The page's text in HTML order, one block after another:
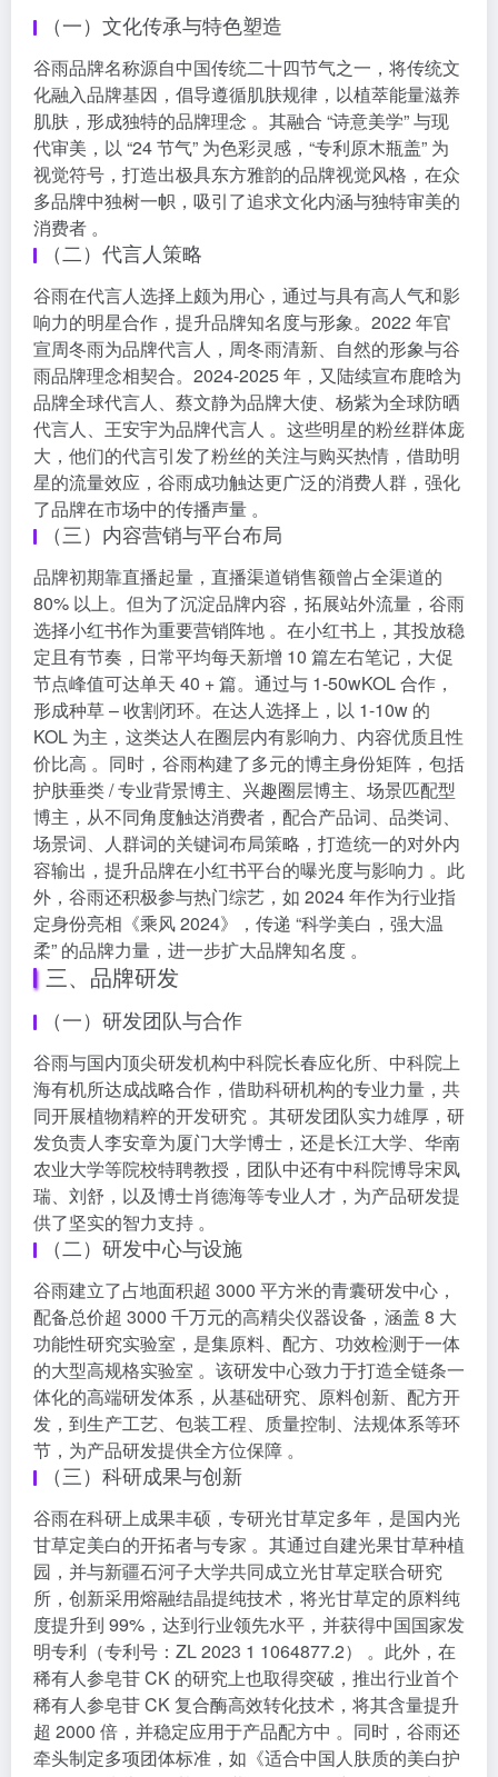
（一）文化传承与特色塑造
谷雨品牌名称源自中国传统二十四节气之一，将传统文
化融入品牌基因，倡导遵循肌肤规律，以植萃能量滋养
肌肤，形成独特的品牌理念 。其融合 “诗意美学” 与现
代审美，以 “24 节气” 为色彩灵感，“专利原木瓶盖” 为
视觉符号，打造出极具东方雅韵的品牌视觉风格，在众
多品牌中独树一帜，吸引了追求文化内涵与独特审美的
消费者 。
（二）代言人策略
谷雨在代言人选择上颇为用心，通过与具有高人气和影
响力的明星合作，提升品牌知名度与形象。2022 年官
宣周冬雨为品牌代言人，周冬雨清新、自然的形象与谷
雨品牌理念相契合。2024-2025 年，又陆续宣布鹿晗为
品牌全球代言人、蔡文静为品牌大使、杨紫为全球防晒
代言人、王安宇为品牌代言人 。这些明星的粉丝群体庞
大，他们的代言引发了粉丝的关注与购买热情，借助明
星的流量效应，谷雨成功触达更广泛的消费人群，强化
了品牌在市场中的传播声量 。
（三）内容营销与平台布局
品牌初期靠直播起量，直播渠道销售额曾占全渠道的
80% 以上。但为了沉淀品牌内容，拓展站外流量，谷雨
选择小红书作为重要营销阵地 。在小红书上，其投放稳
定且有节奏，日常平均每天新增 10 篇左右笔记，大促
节点峰值可达单天 40 + 篇。通过与 1-50wKOL 合作，
形成种草 – 收割闭环。在达人选择上，以 1-10w 的
KOL 为主，这类达人在圈层内有影响力、内容优质且性
价比高 。同时，谷雨构建了多元的博主身份矩阵，包括
护肤垂类 / 专业背景博主、兴趣圈层博主、场景匹配型
博主，从不同角度触达消费者，配合产品词、品类词、
场景词、人群词的关键词布局策略，打造统一的对外内
容输出，提升品牌在小红书平台的曝光度与影响力 。此
外，谷雨还积极参与热门综艺，如 2024 年作为行业指
定身份亮相《乘风 2024》，传递 “科学美白，强大温
柔” 的品牌力量，进一步扩大品牌知名度 。
三、品牌研发
（一）研发团队与合作
谷雨与国内顶尖研发机构中科院长春应化所、中科院上
海有机所达成战略合作，借助科研机构的专业力量，共
同开展植物精粹的开发研究 。其研发团队实力雄厚，研
发负责人李安章为厦门大学博士，还是长江大学、华南
农业大学等院校特聘教授，团队中还有中科院博导宋凤
瑞、刘舒，以及博士肖德海等专业人才，为产品研发提
供了坚实的智力支持 。
（二）研发中心与设施
谷雨建立了占地面积超 3000 平方米的青囊研发中心，
配备总价超 3000 千万元的高精尖仪器设备，涵盖 8 大
功能性研究实验室，是集原料、配方、功效检测于一体
的大型高规格实验室 。该研发中心致力于打造全链条一
体化的高端研发体系，从基础研究、原料创新、配方开
发，到生产工艺、包装工程、质量控制、法规体系等环
节，为产品研发提供全方位保障 。
（三）科研成果与创新
谷雨在科研上成果丰硕，专研光甘草定多年，是国内光
甘草定美白的开拓者与专家 。其通过自建光果甘草种植
园，并与新疆石河子大学共同成立光甘草定联合研究
所，创新采用熔融结晶提纯技术，将光甘草定的原料纯
度提升到 99%，达到行业领先水平，并获得中国国家发
明专利（专利号：ZL 2023 1 1064877.2） 。此外，在
稀有人参皂苷 CK 的研究上也取得突破，推出行业首个
稀有人参皂苷 CK 复合酶高效转化技术，将其含量提升
超 2000 倍，并稳定应用于产品配方中 。同时，谷雨还
牵头制定多项团体标准，如《适合中国人肤质的美白护